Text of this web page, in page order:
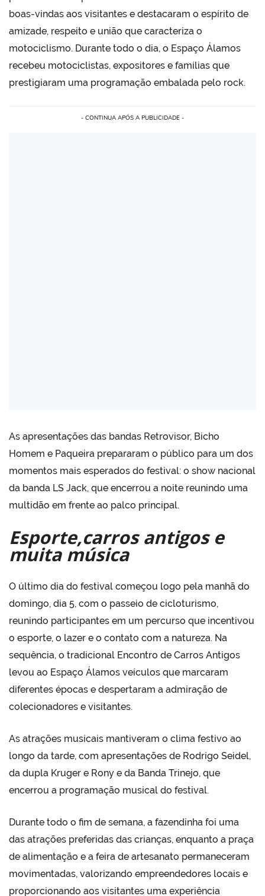
boas-vindas aos visitantes e destacaram o espírito de
amizade, respeito e união que caracteriza o
motociclismo. Durante todo o dia, o Espaço Álamos
recebeu motociclistas, expositores e famílias que
prestigiaram uma programação embalada pelo rock.
- CONTINUA APÓS A PUBLICIDADE -
As apresentações das bandas Retrovisor, Bicho
Homem e Paqueira prepararam o público para um dos
momentos mais esperados do festival: o show nacional
da banda LS Jack, que encerrou a noite reunindo uma
multidão em frente ao palco principal.
Esporte,carros antigos e
muita música
O último dia do festival começou logo pela manhã do
domingo, dia 5, com o passeio de cicloturismo,
reunindo participantes em um percurso que incentivou
o esporte, o lazer e o contato com a natureza. Na
sequência, o tradicional Encontro de Carros Antigos
levou ao Espaço Álamos veículos que marcaram
diferentes épocas e despertaram a admiração de
colecionadores e visitantes.
As atrações musicais mantiveram o clima festivo ao
longo da tarde, com apresentações de Rodrigo Seidel,
da dupla Kruger e Rony e da Banda Trinejo, que
encerrou a programação musical do festival.
Durante todo o fim de semana, a fazendinha foi uma
das atrações preferidas das crianças, enquanto a praça
de alimentação e a feira de artesanato permaneceram
movimentadas, valorizando empreendedores locais e
proporcionando aos visitantes uma experiência